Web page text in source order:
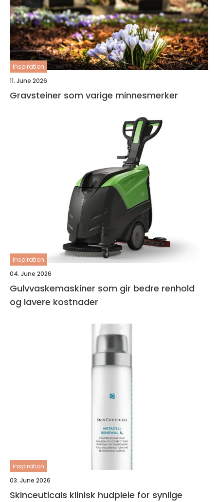
inspiration
11. June 2026
Gravsteiner som varige minnesmerker
inspiration
04. June 2026
Gulvvaskemaskiner som gir bedre renhold
og lavere kostnader
inspiration
03. June 2026
Skinceuticals klinisk hudpleie for synlige